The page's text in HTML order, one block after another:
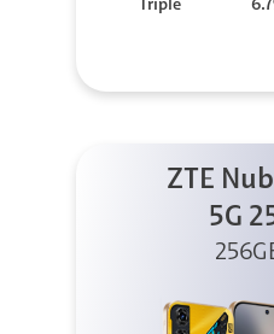
Triple
ZTE
5G